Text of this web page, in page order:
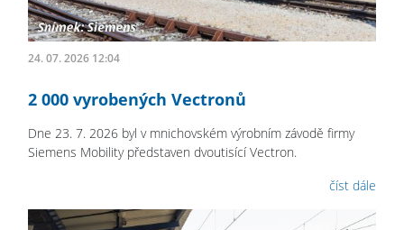
24. 07. 2026 12:04
2 000 vyrobených Vectronů
Dne 23. 7. 2026 byl v mnichovském výrobním závodě firmy
Siemens Mobility představen dvoutisící Vectron.
číst dále